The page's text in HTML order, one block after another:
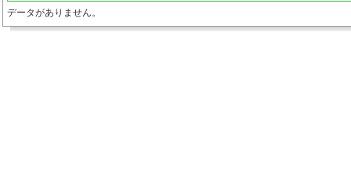
データがありません。